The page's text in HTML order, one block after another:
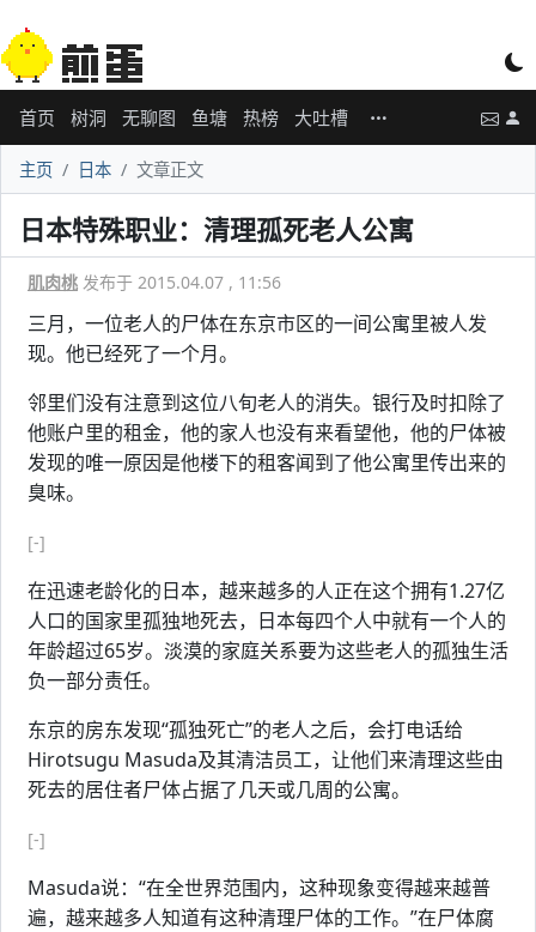
首页 树洞 无聊图 鱼塘 热榜 大吐槽
主页 日本 文章正文
日本特殊职业：清理孤死老人公寓
肌肉桃 发布于 2015.04.07 , 11:56
三月，一位老人的尸体在东京市区的一间公寓里被人发
现。他已经死了一个月。
邻里们没有注意到这位八旬老人的消失。银行及时扣除了
他账户里的租金，他的家人也没有来看望他，他的尸体被
发现的唯一原因是他楼下的租客闻到了他公寓里传出来的
臭味。
[-]
在迅速老龄化的日本，越来越多的人正在这个拥有1.27亿
人口的国家里孤独地死去，日本每四个人中就有一个人的
年龄超过65岁。淡漠的家庭关系要为这些老人的孤独生活
负一部分责任。
东京的房东发现“孤独死亡”的老人之后，会打电话给
Hirotsugu Masuda及其清洁员工，让他们来清理这些由
死去的居住者尸体占据了几天或几周的公寓。
[-]
Masuda说：“在全世界范围内，这种现象变得越来越普
遍，越来越多人知道有这种清理尸体的工作。”在尸体腐